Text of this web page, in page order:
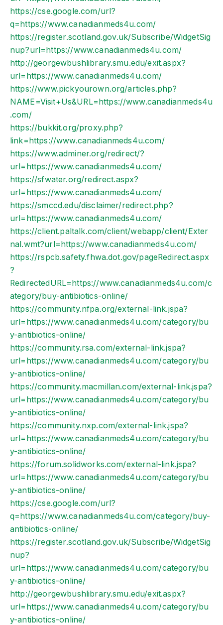
https://cse.google.com/url?
q=https://www.canadianmeds4u.com/
https://register.scotland.gov.uk/Subscribe/WidgetSig
nup?url=https://www.canadianmeds4u.com/
http://georgewbushlibrary.smu.edu/exit.aspx?
url=https://www.canadianmeds4u.com/
https://www.pickyourown.org/articles.php?
NAME=Visit+Us&URL=https://www.canadianmeds4u
.com/
https://bukkit.org/proxy.php?
link=https://www.canadianmeds4u.com/
https://www.adminer.org/redirect/?
url=https://www.canadianmeds4u.com/
https://sfwater.org/redirect.aspx?
url=https://www.canadianmeds4u.com/
https://smccd.edu/disclaimer/redirect.php?
url=https://www.canadianmeds4u.com/
https://client.paltalk.com/client/webapp/client/Exter
nal.wmt?url=https://www.canadianmeds4u.com/
https://rspcb.safety.fhwa.dot.gov/pageRedirect.aspx
?
RedirectedURL=https://www.canadianmeds4u.com/c
ategory/buy-antibiotics-online/
https://community.nfpa.org/external-link.jspa?
url=https://www.canadianmeds4u.com/category/bu
y-antibiotics-online/
https://community.rsa.com/external-link.jspa?
url=https://www.canadianmeds4u.com/category/bu
y-antibiotics-online/
https://community.macmillan.com/external-link.jspa?
url=https://www.canadianmeds4u.com/category/bu
y-antibiotics-online/
https://community.nxp.com/external-link.jspa?
url=https://www.canadianmeds4u.com/category/bu
y-antibiotics-online/
https://forum.solidworks.com/external-link.jspa?
url=https://www.canadianmeds4u.com/category/bu
y-antibiotics-online/
https://cse.google.com/url?
q=https://www.canadianmeds4u.com/category/buy-
antibiotics-online/
https://register.scotland.gov.uk/Subscribe/WidgetSig
nup?
url=https://www.canadianmeds4u.com/category/bu
y-antibiotics-online/
http://georgewbushlibrary.smu.edu/exit.aspx?
url=https://www.canadianmeds4u.com/category/bu
y-antibiotics-online/